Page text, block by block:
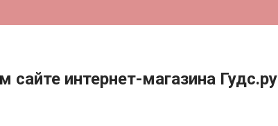
интернет-магазина Гудс.ру